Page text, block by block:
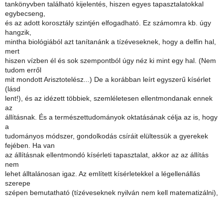
tankönyvben található kijelentés, hiszen egyes tapasztalatokkal
egybecseng,
és az adott korosztály szintjén elfogadható. Ez számomra kb. úgy
hangzik,
mintha biológiából azt tanítanánk a tízéveseknek, hogy a delfin hal,
mert
hiszen vízben él és sok szempontból úgy néz ki mint egy hal. (Nem
tudom erről
mit mondott Arisztotelész...) De a korábban leírt egyszerű kísérlet
(lásd
lent!), és az idézett többiek, szemléletesen ellentmondanak ennek
az
állításnak. És a természettudományok oktatásának célja az is, hogy
a
tudományos módszer, gondolkodás csíráit elültessük a gyerekek
fejében. Ha van
az állításnak ellentmondó kísérleti tapasztalat, akkor az az állítás
nem
lehet álltalánosan igaz. Az említett kísérletekkel a légellenállás
szerepe
szépen bemutatható (tízéveseknek nyilván nem kell matematizálni),